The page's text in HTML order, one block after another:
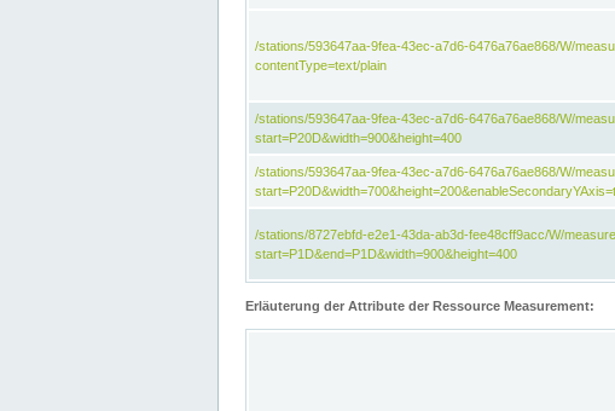
/stations/593647aa-9fea-43ec-a7d6-6476a76ae868/W/
contentType=text/plain
/stations/593647aa-9fea-43ec-a7d6-6476a76ae868/W/
start=P20D&width=900&height=400
/stations/593647aa-9fea-43ec-a7d6-6476a76ae868/W/
/stations/8727ebfd-e2e1-43da-ab3d-fee48cff9acc/W/
start=P1D&end=P1D&width=900&height=400
Erläuterung der Attribute der Ressource Measurement: